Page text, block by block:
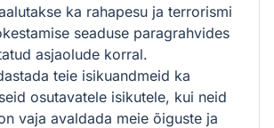
ka rahapesu ja terrorismi
seaduse paragrahvides
asjaolude korral.
teie isikuandmeid ka
osutavatele isikutele, kui neid
vaja avaldada meie õiguste ja